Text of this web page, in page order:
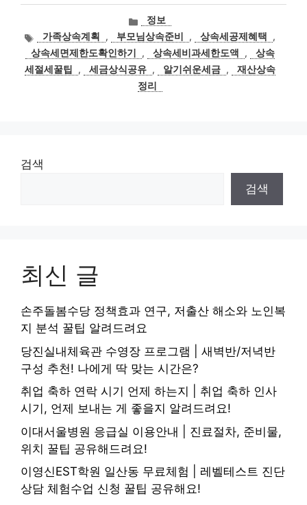
카
테
고
리
정보
태
그
가족상속계획 , 부모님상속준비 , 상속세공제혜택
,
상속세면제한도확인하기
, 상속세비과세한도액 ,
상속
세절세꿀팁
, 세금상식공유 , 알기쉬운세금 ,
재산상속
정리
검색
검색
최신 글
손주돌봄수당 정책효과 연구, 저출산 해소와 노인복
지 분석 꿀팁 알려드려요
당진실내체육관 수영장 프로그램 | 새벽반/저녁반
구성 추천! 나에게 딱 맞는 시간은?
취업 축하 연락 시기 언제 하는지 | 취업 축하 인사
시기, 언제 보내는 게 좋을지 알려드려요!
이대서울병원 응급실 이용안내 | 진료절차, 준비물,
위치 꿀팁 공유해드려요!
이영신EST학원 일산동 무료체험 | 레벨테스트 진단
상담 체험수업 신청 꿀팁 공유해요!